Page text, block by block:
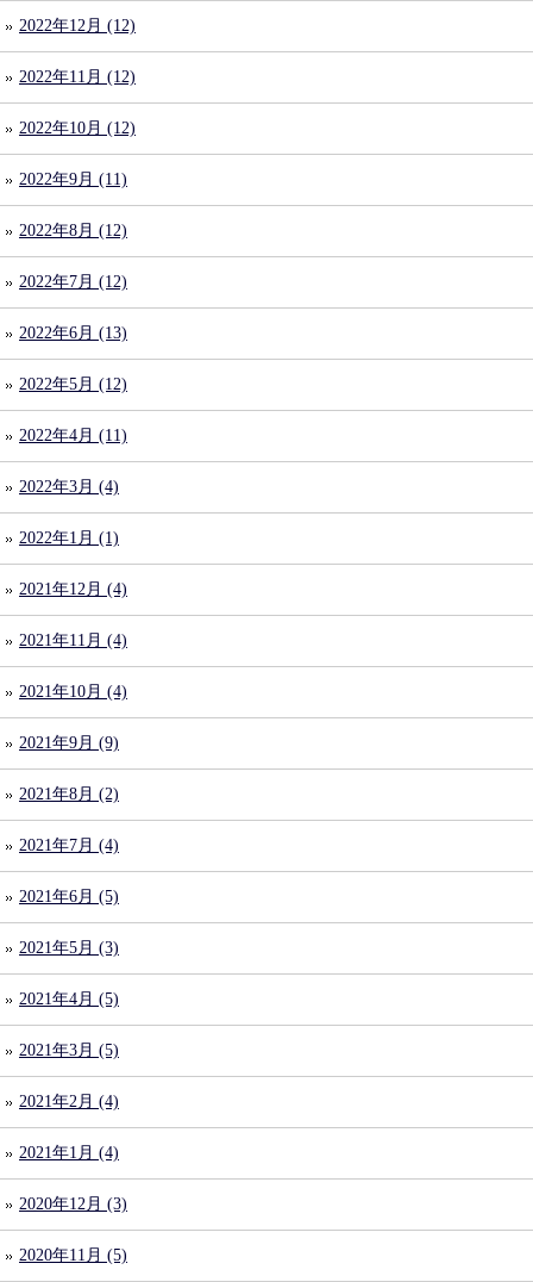
2022年12月 (12)
2022年11月 (12)
2022年10月 (12)
2022年9月 (11)
2022年8月 (12)
2022年7月 (12)
2022年6月 (13)
2022年5月 (12)
2022年4月 (11)
2022年3月 (4)
2022年1月 (1)
2021年12月 (4)
2021年11月 (4)
2021年10月 (4)
2021年9月 (9)
2021年8月 (2)
2021年7月 (4)
2021年6月 (5)
2021年5月 (3)
2021年4月 (5)
2021年3月 (5)
2021年2月 (4)
2021年1月 (4)
2020年12月 (3)
2020年11月 (5)